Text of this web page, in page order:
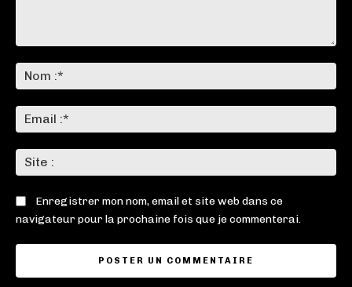
:*
:*
:
Enregistrer mon nom, email et site web dans ce
navigateur pour la prochaine fois que je commenterai.